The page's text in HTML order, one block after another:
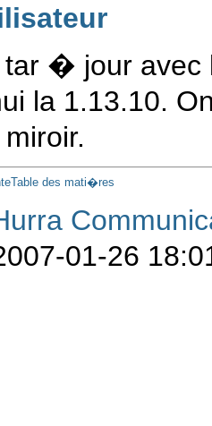
� jour avec
la 1.13.10.
Table des mati�res
01-26